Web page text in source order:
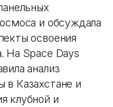
и обсуждала
освоения
На Space Days
анализ
в Казахстане и
клубной и